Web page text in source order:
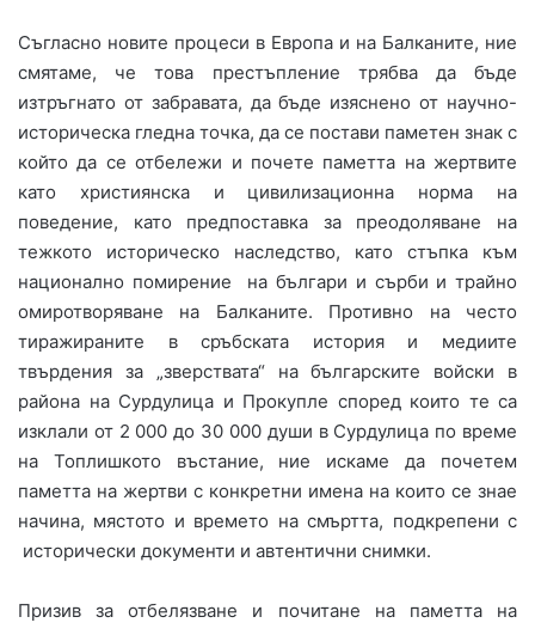
Съгласно новите процеси в Европа и на Балканите, ние
смятаме, че това престъпление трябва да бъде
изтръгнато от забравата, да бъде изяснено от научно-
историческа гледна точка, да се постави паметен знак с
който да се отбележи и почете паметта на жертвите
като християнска и цивилизационна норма на
поведение, като предпоставка за преодоляване на
тежкото историческо наследство, като стъпка към
национално помирение на българи и сърби и трайно
омиротворяване на Балканите. Противно на често
тиражираните в сръбската история и медиите
твърдения за „зверствата“ на българските войски в
района на Сурдулица и Прокупле според които те са
изклали от 2 000 до 30 000 души в Сурдулица по време
на Топлишкото въстание, ние искаме да почетем
паметта на жертви с конкретни имена на които се знае
начина, мястото и времето на смъртта, подкрепени с
исторически документи и автентични снимки.
Призив за отбелязване и почитане на паметта на